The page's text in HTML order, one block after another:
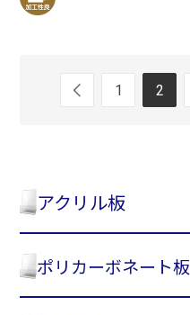
アクリル板
ポリカーボネート板
1 2